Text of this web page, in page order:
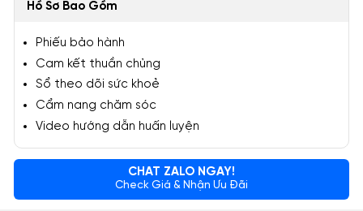
Hồ Sơ Bao Gồm
Phiếu bảo hành
Cam kết thuần chủng
Sổ theo dõi sức khoẻ
Cẩm nang chăm sóc
Video hướng dẫn huấn luyện
CHAT ZALO NGAY!
Check Giá & Nhận Ưu Đãi